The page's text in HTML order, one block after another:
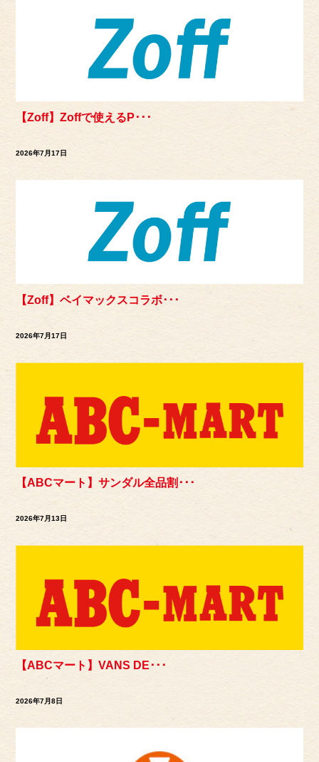
【Zoff】Zoffで使えるP･･･
2026年7月17日
【Zoff】ベイマックスコラボ･･･
2026年7月17日
【ABCマート】サンダル全品割･･･
2026年7月13日
【ABCマート】VANS DE･･･
2026年7月8日